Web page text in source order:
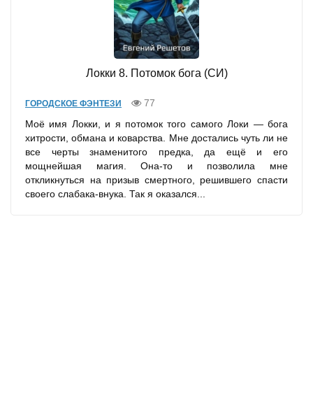
Локки 8. Потомок бога (СИ)
ГОРОДСКОЕ ФЭНТЕЗИ
77
Моё имя Локки, и я потомок того самого Локи — бога
хитрости, обмана и коварства. Мне достались чуть ли не
все черты знаменитого предка, да ещё и его
мощнейшая магия. Она-то и позволила мне
откликнуться на призыв смертного, решившего спасти
своего слабака-внука. Так я оказался...